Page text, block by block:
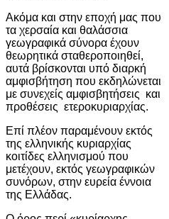
Ακόμα και στην εποχή μας που
τα χερσαία και θαλάσσια
γεωγραφικά σύνορα έχουν
θεωρητικά σταθεροποιηθεί,
αυτά βρίσκονται υπό διαρκή
αμφισβήτηση που εκδηλώνεται
με συνεχείς αμφισβητήσεις και
προθέσεις ετεροκυριαρχίας.
Επί πλέον παραμένουν εκτός
της ελληνικής κυριαρχίας
κοιτίδες ελληνισμού που
μετέχουν, εκτός γεωγραφικών
συνόρων, στην ευρεία έννοια
της Ελλάδας.